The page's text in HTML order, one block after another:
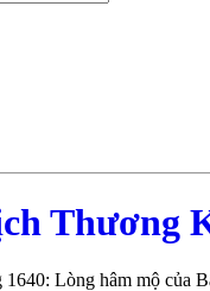
Thương
Lòng hâm mộ của